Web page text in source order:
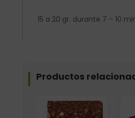
15 a 20 gr. durante 7 – 10
Productos
Elige: Peso/formato